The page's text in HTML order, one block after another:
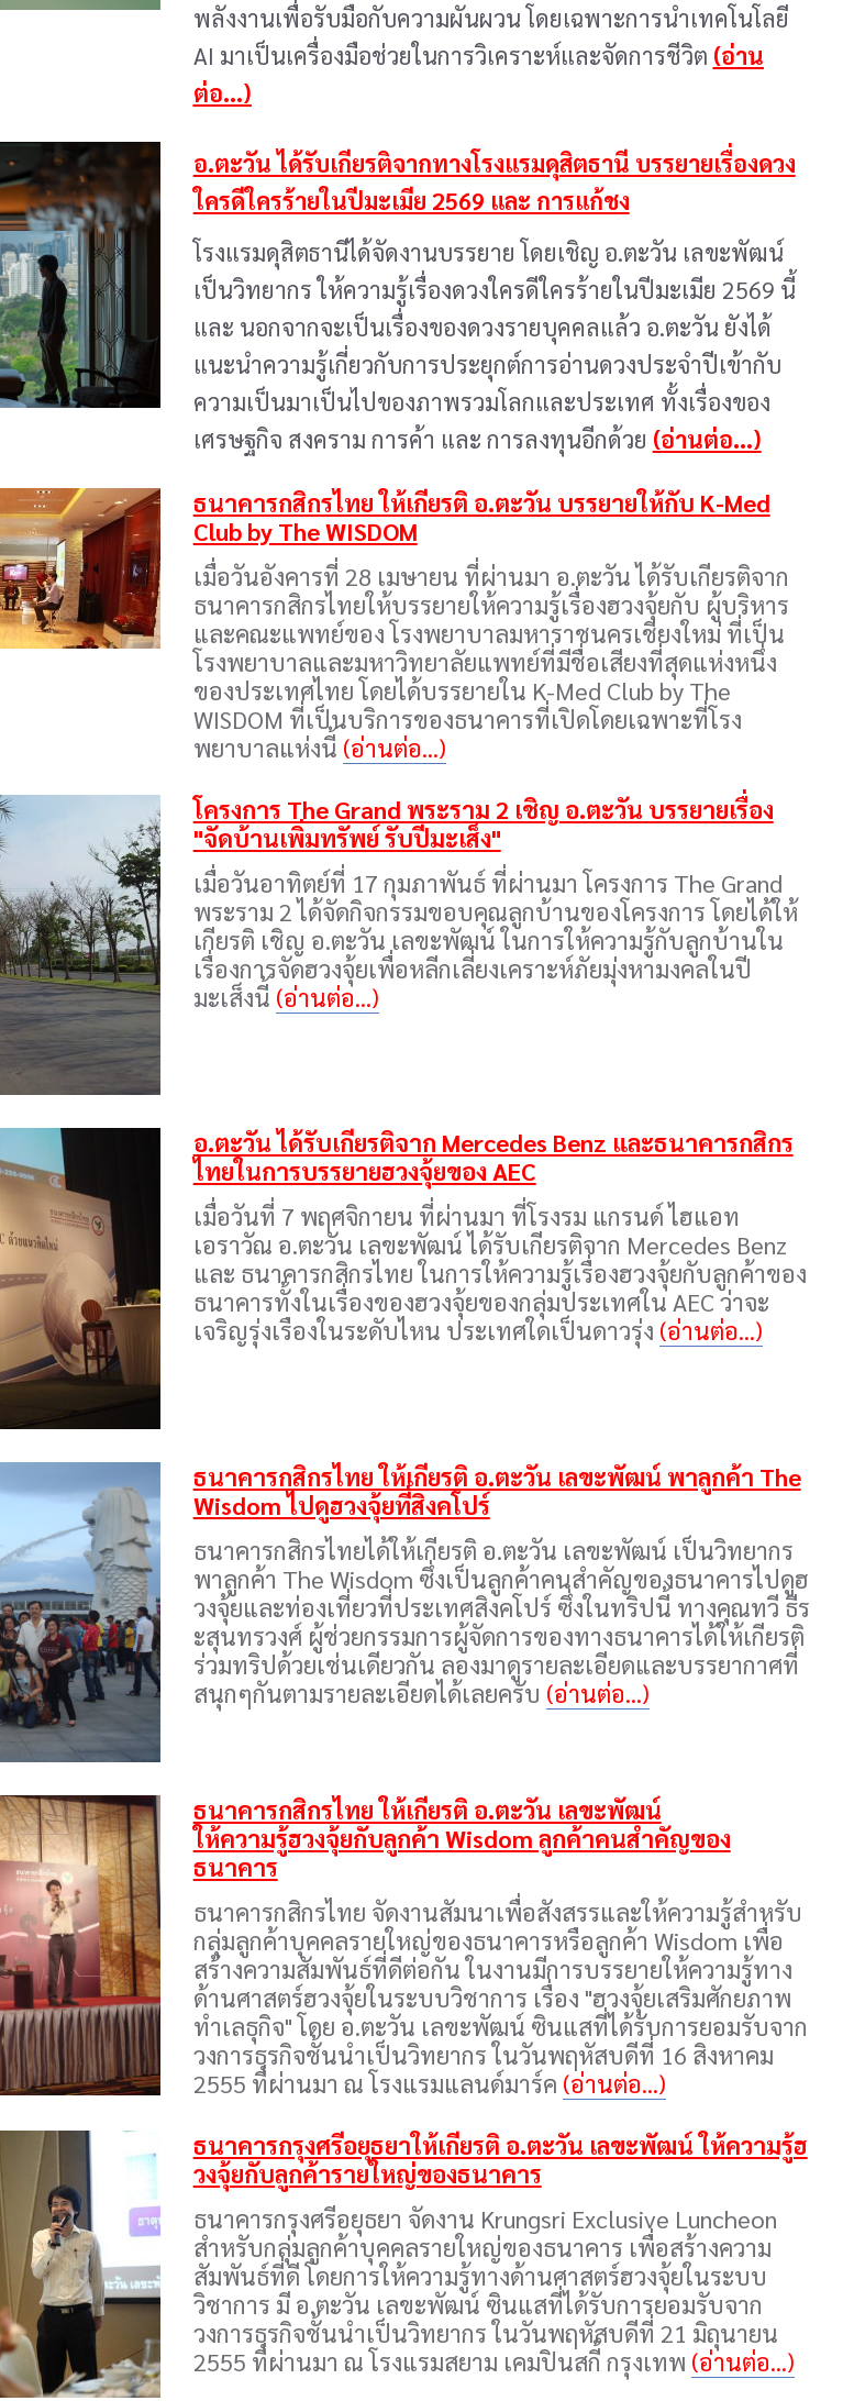
พลังงานเพื่อรับมือกับความผันผวน โดยเฉพาะการนำเทคโนโลยี
AI มาเป็นเครื่องมือช่วยในการวิเคราะห์และจัดการชีวิต (อ่าน
ต่อ...)
อ.ตะวัน ได้รับเกียรติจากทางโรงแรมดุสิตธานี บรรยายเรื่องดวง
ใครดีใครร้ายในปีมะเมีย 2569 และ การแก้ชง
โรงแรมดุสิตธานีได้จัดงานบรรยาย โดยเชิญ อ.ตะวัน เลขะพัฒน์
เป็นวิทยากร ให้ความรู้เรื่องดวงใครดีใครร้ายในปีมะเมีย 2569 นี้
และ นอกจากจะเป็นเรื่องของดวงรายบุคคลแล้ว อ.ตะวัน ยังได้
แนะนำความรู้เกี่ยวกับการประยุกต์การอ่านดวงประจำปีเข้ากับ
ความเป็นมาเป็นไปของภาพรวมโลกและประเทศ ทั้งเรื่องของ
เศรษฐกิจ สงคราม การค้า และ การลงทุนอีกด้วย (อ่านต่อ...)
ธนาคารกสิกรไทย ให้เกียรติ อ.ตะวัน บรรยายให้กับ K-Med
Club by The WISDOM
เมื่อวันอังคารที่ 28 เมษายน ที่ผ่านมา อ.ตะวัน ได้รับเกียรติจาก
ธนาคารกสิกรไทยให้บรรยายให้ความรู้เรื่องฮวงจุ้ยกับ ผู้บริหาร
และคณะแพทย์ของ โรงพยาบาลมหาราชนครเชียงใหม่ ที่เป็น
โรงพยาบาลและมหาวิทยาลัยแพทย์ที่มีชื่อเสียงที่สุดแห่งหนึ่ง
ของประเทศไทย โดยได้บรรยายใน K-Med Club by The
WISDOM ที่เป็นบริการของธนาคารที่เปิดโดยเฉพาะที่โรง
พยาบาลแห่งนี้ (อ่านต่อ...)
โครงการ The Grand พระราม 2 เชิญ อ.ตะวัน บรรยายเรื่อง
"จัดบ้านเพิ่มทรัพย์ รับปีมะเส็ง"
เมื่อวันอาทิตย์ที่ 17 กุมภาพันธ์ ที่ผ่านมา โครงการ The Grand
พระราม 2 ได้จัดกิจกรรมขอบคุณลูกบ้านของโครงการ โดยได้ให้
เกียรติ เชิญ อ.ตะวัน เลขะพัฒน์ ในการให้ความรู้กับลูกบ้านใน
เรื่องการจัดฮวงจุ้ยเพื่อหลีกเลี่ยงเคราะห์ภัยมุ่งหามงคลในปี
มะเส็งนี้ (อ่านต่อ...)
อ.ตะวัน ได้รับเกียรติจาก Mercedes Benz และธนาคารกสิกร
ไทยในการบรรยายฮวงจุ้ยของ AEC
เมื่อวันที่ 7 พฤศจิกายน ที่ผ่านมา ที่โรงรม แกรนด์ ไฮแอท
เอราวัณ อ.ตะวัน เลขะพัฒน์ ได้รับเกียรติจาก Mercedes Benz
และ ธนาคารกสิกรไทย ในการให้ความรู้เรื่องฮวงจุ้ยกับลูกค้าของ
ธนาคารทั้งในเรื่องของฮวงจุ้ยของกลุ่มประเทศใน AEC ว่าจะ
เจริญรุ่งเรืองในระดับไหน ประเทศใดเป็นดาวรุ่ง (อ่านต่อ...)
ธนาคารกสิกรไทย ให้เกียรติ อ.ตะวัน เลขะพัฒน์ พาลูกค้า The
Wisdom ไปดูฮวงจุ้ยที่สิงคโปร์
ธนาคารกสิกรไทยได้ให้เกียรติ อ.ตะวัน เลขะพัฒน์ เป็นวิทยากร
พาลูกค้า The Wisdom ซึ่งเป็นลูกค้าคนสำคัญของธนาคารไปดูฮ
วงจุ้ยและท่องเที่ยวที่ประเทศสิงคโปร์ ซึ่งในทริปนี้ ทางคุณทวี ธีร
ะสุนทรวงศ์ ผู้ช่วยกรรมการผู้จัดการของทางธนาคารได้ให้เกียรติ
ร่วมทริปด้วยเช่นเดียวกัน ลองมาดูรายละเอียดและบรรยากาศที่
สนุกๆกันตามรายละเอียดได้เลยครับ (อ่านต่อ...)
ธนาคารกสิกรไทย ให้เกียรติ อ.ตะวัน เลขะพัฒน์
ให้ความรู้ฮวงจุ้ยกับลูกค้า Wisdom ลูกค้าคนสำคัญของ
ธนาคาร
ธนาคารกสิกรไทย จัดงานสัมนาเพื่อสังสรรและให้ความรู้สำหรับ
กลุ่มลูกค้าบุคคลรายใหญ่ของธนาคารหรือลูกค้า Wisdom เพื่อ
สร้างความสัมพันธ์ที่ดีต่อกัน ในงานมีการบรรยายให้ความรู้ทาง
ด้านศาสตร์ฮวงจุ้ยในระบบวิชาการ เรื่อง "ฮวงจุ้ยเสริมศักยภาพ
ทำเลธุกิจ" โดย อ.ตะวัน เลขะพัฒน์ ซินแสที่ได้รับการยอมรับจาก
วงการธุรกิจชั้นนำเป็นวิทยากร ในวันพฤหัสบดีที่ 16 สิงหาคม
2555 ที่ผ่านมา ณ โรงแรมแลนด์มาร์ค (อ่านต่อ...)
ธนาคารกรุงศรีอยุธยาให้เกียรติ อ.ตะวัน เลขะพัฒน์ ให้ความรู้ฮ
วงจุ้ยกับลูกค้ารายใหญ่ของธนาคาร
ธนาคารกรุงศรีอยุธยา จัดงาน Krungsri Exclusive Luncheon
สำหรับกลุ่มลูกค้าบุคคลรายใหญ่ของธนาคาร เพื่อสร้างความ
สัมพันธ์ที่ดี โดยการให้ความรู้ทางด้านศาสตร์ฮวงจุ้ยในระบบ
วิชาการ มี อ.ตะวัน เลขะพัฒน์ ซินแสที่ได้รับการยอมรับจาก
วงการธุรกิจชั้นนำเป็นวิทยากร ในวันพฤหัสบดีที่ 21 มิถุนายน
2555 ที่ผ่านมา ณ โรงแรมสยาม เคมปินสกี้ กรุงเทพ (อ่านต่อ...)